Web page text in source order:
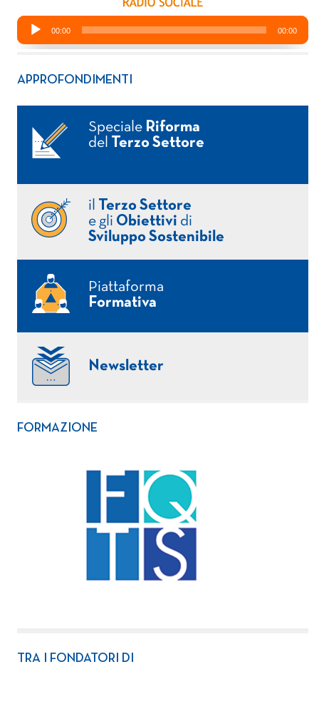
APPROFONDIMENTI
Speciale Riforma
del
Terzo Settore
il
Terzo Settore
e gli Obiettivi di
Sviluppo Sostenibile
Piattaforma
Formativa
Newsletter
FORMAZIONE
TRA I FONDATORI DI